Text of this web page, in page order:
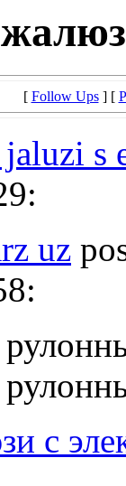
[ Follow Ups] [
s
uz
с